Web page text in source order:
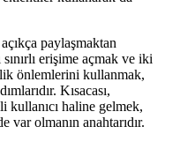
paylaşmaktan
erişime açmak ve iki
önlemlerini kullanmak,
Kısacası,
haline gelmek,
olmanın anahtarıdır.